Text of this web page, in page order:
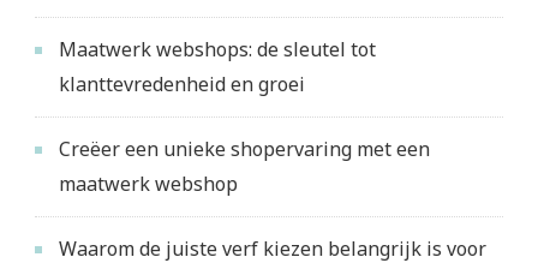
Maatwerk webshops: de sleutel tot
klanttevredenheid en groei
Creëer een unieke shopervaring met een
maatwerk webshop
Waarom de juiste verf kiezen belangrijk is voor